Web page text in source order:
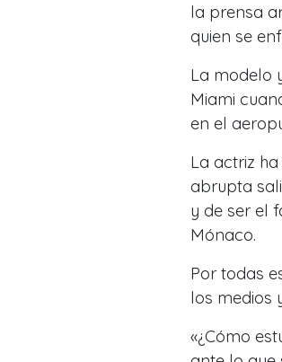
la prensa
quien se
La modelo
Miami
en el
La actriz
abrupta
y de ser el
Mónaco.
Por todas
los medios
«¿Cómo